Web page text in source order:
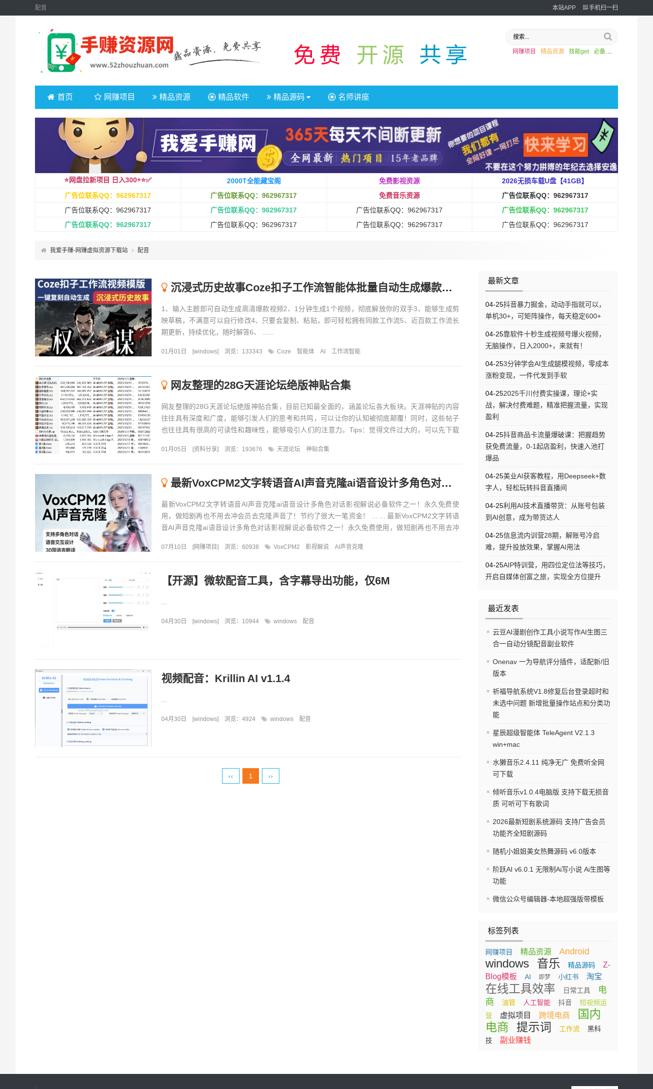
配音 本站APP 手机扫一扫
网赚项目 精品资源 技能get 必备 外挂
首页 网赚项目 精品资源 精品软件 精品源码 名师讲座
⭐️网盘拉新项目 日入300+⭐️✅ 2000T全能藏宝阁 免费影视资源
2026无损车载U盘【41GB】
广告位联系QQ：962967317
广告位联系QQ：962967317 免费音乐资源
广告位联系QQ：962967317
广告位联系QQ：962967317
广告位联系QQ：962967317 广告位联系QQ：962967317
广告位联系QQ：962967317
广告位联系QQ：962967317
广告位联系QQ：962967317 广告位联系QQ：962967317 广告位联系QQ：962967317
我爱手赚-网赚虚拟资源下载站 配音
最新文章
04-25抖音暴力掘金，动动手指就可以，
单机30+，可矩阵操作，每天稳定600+
04-25靠软件十秒生成视频号爆火视频，
无脑操作，日入2000+，来就有！
04-253分钟学会AI生成腿模视频，零成本
涨粉变现，一件代发到手软
04-252025千川付费实操课，理论+实
战，解决付费难题，精准把握流量，实现
盈利
04-25抖音商品卡流量爆破课：把握趋势
获免费流量，0-1起店盈利，快速入池打
爆品
04-25美业AI获客教程，用Deepseek+数
字人，轻松玩转抖音直播间
04-25利用AI技术直播带货：从账号包装
到AI创意，成为带货达人
04-25信息流内训营28期，解账号冷启
难，提升投放效果，掌握AI用法
04-25AIP特训营，用四位定位法等技巧，
开启自媒体创富之旅，实现全方位提升
最近发表
云豆AI漫剧创作工具小说写作AI生图三
合一自动分镜配音副业软件
Onenav 一为导航评分插件，适配新/旧
版本
祈福导航系统V1.8修复后台登录超时和
未选中问题 新增批量操作站点和分类功
能
星辰超级智能体 TeleAgent V2.1.3
win+mac
水獭音乐2.4.11 纯净无广 免费听全网
可下载
倾听音乐v1.0.4电脑版 支持下载无损音
质 可听可下有歌词
2026最新短剧系统源码 支持广告会员
功能齐全短剧源码
随机小姐姐美女热舞源码 v6.0版本
阶跃AI v6.0.1 无限制Ai写小说 Ai生图等
功能
微信公众号编辑器-本地超强版带模板
标签列表
网赚项目 精品资源 Android
windows 音乐 精品源码
Z-
Blog模板
AI 即梦 小红书 淘宝
在线工具效率 日常工具
电
商
油管 人工智能 抖音
短视频运
营
虚拟项目 跨境电商
国内
电商
提示词 工作流
黑科
技
副业赚钱
沉浸式历史故事Coze扣子工作流智能体批量自动生成爆款视频教程
1、输入主题即可自动生成高清爆款视频2、1分钟生成1个视频，彻底解放你的双手3、能够生成剪
映草稿，不满意可以自行修改4、只要会复制、粘贴，即可轻松拥有同款工作流5、近百款工作流长
期更新，持续优化，随时解答6、 ......
01月01日 [windows] 浏览：133343 Coze 智能体 AI 工作流智能
网友整理的28G天涯论坛绝版神贴合集
网友整理的28G天涯论坛绝版神贴合集，目前已知最全面的，涵盖论坛各大板块。天涯神贴的内容
往往具有深度和广度，能够引发人们的思考和共鸣，可以让你的认知被彻底颠覆！同时，这些帖子
也往往具有很高的可读性和趣味性，能够吸引人们的注意力。Tips：觉得文件过大的，可以先下载
01月05日 [资料分享] 浏览：193676 天涯论坛 神贴合集
最新VoxCPM2文字转语音AI声音克隆ai语音设计多角色对话影视解说
最新VoxCPM2文字转语音AI声音克隆ai语音设计多角色对话影视解说必备软件之一！永久免费使
用，做短剧再也不用去冲会员去克隆声音了！节约了很大一笔资金！ ... ... 最新VoxCPM2文字转语
音AI声音克隆ai语音设计多角色对话影视解说必备软件之一！永久免费使用，做短剧再也不用去冲
07月10日 [网赚项目 ] 浏览：60938 VoxCPM2 影视解说 AI声音克隆
【开源】微软配音工具，含字幕导出功能，仅6M
04月30日 [windows] 浏览：10944 windows 配音
视频配音：Krillin AI v1.1.4
04月30日 [windows] 浏览：4924 windows 配音
‹‹ 1 ››